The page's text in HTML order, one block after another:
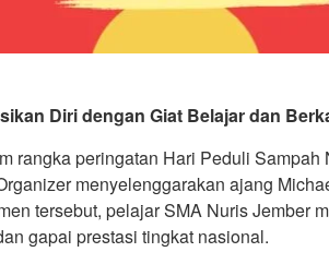
Diri dengan Giat Belajar dan
rangka peringatan Hari Peduli
menyelenggarakan ajang
tersebut, pelajar SMA Nuris Jember
gapai prestasi tingkat nasional.